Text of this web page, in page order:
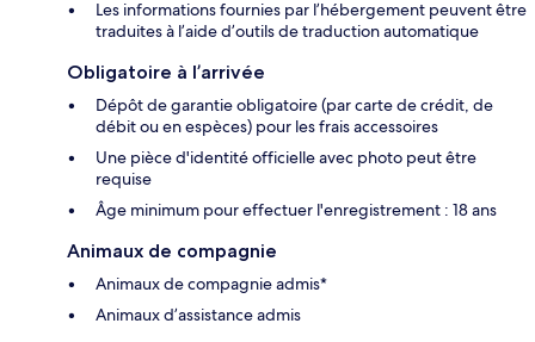
Les informations fournies par l’hébergement peuvent être
traduites à l’aide d’outils de traduction automatique
Obligatoire à l’arrivée
Dépôt de garantie obligatoire (par carte de crédit, de
débit ou en espèces) pour les frais accessoires
Une pièce d'identité officielle avec photo peut être
requise
Âge minimum pour effectuer l'enregistrement : 18 ans
Animaux de compagnie
Animaux de compagnie admis*
Animaux d’assistance admis